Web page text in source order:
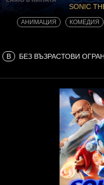
SONIC
АНИМАЦИЯ КОМЕДИЯ
B БЕЗ ВЪЗРАСТОВИ